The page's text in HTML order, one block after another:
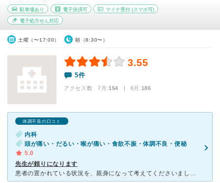
駐車場あり 電子決済可 マイナ受付 (スマホ可)
電子処方せん対応
土曜（〜17:00） 朝（8:30〜）
3.55
5件
アクセス数 7月:154 | 6月:186
体調不良の口コミ
内科
頭が痛い・だるい・喉が痛い・食欲不振・体調不良・便秘
5.0
先生が頼りになります
患者の置かれている状況を、親身になって考えてくださいました。 薬も、合っているものを的確に判断し、とても安心しました。 先生は、とても優しい先生です。患者の気持ちを一番に考えてくださいました。